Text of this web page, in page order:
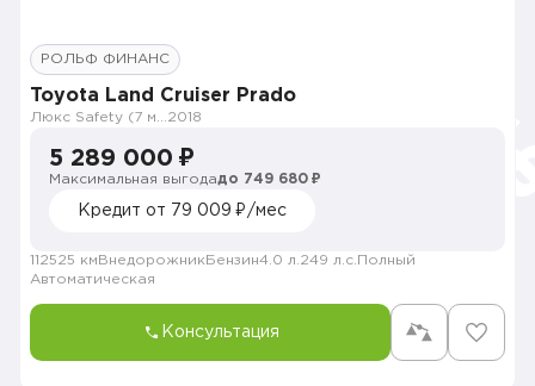
РОЛЬФ ФИНАНС
Toyota Land Cruiser Prado
2018
5 289 000 ₽
Максимальная выгодадо 749 680 ₽
Кредит от 79 009 ₽/мес
112525 км Внедорожник Бензин4.0 л. 249 л.с. Полный
Автоматическая
Консультация